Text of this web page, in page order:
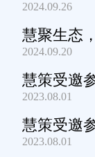
字化转型
2024.09.26
慧聚生态
态交流会
2024.09.20
慧策受邀
产品及服
2023.08.01
慧策受邀
产品及服
2023.08.01